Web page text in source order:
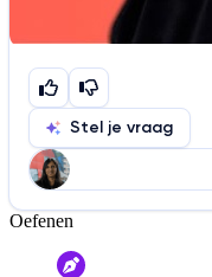
Stel je vraag
Help ons de video te
De audio is slecht
Oefenen